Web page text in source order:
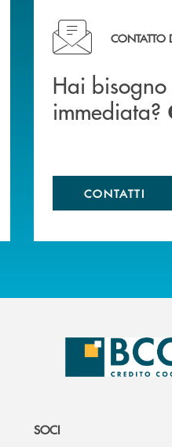
Hai bisogno di
CONTATTO
Hai
immediata?
CONTATTI
SOCI